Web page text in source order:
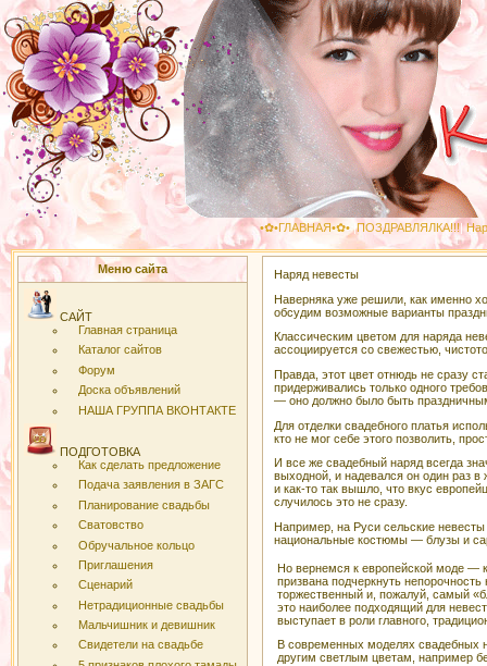
•✿•ГЛАВНАЯ•✿• |ПОЗДРАВЛЯЛКА!!!|
Меню сайта
САЙТ
Главная страница
Каталог сайтов
Форум
Доска объявлений
НАША ГРУППА ВКОНТАКТЕ
ПОДГОТОВКА
Как сделать предложение
Подача заявления в ЗАГС
Планирование свадьбы
Сватовство
Обручальное кольцо
Приглашения
Сценарий
Нетрадиционные свадьбы
Мальчишник и девишник
Свидетели на свадьбе
Наряд невесты
Наверняка уже решили, как именно
обсудим возможные варианты
Классическим цветом для наряда
ассоциируется со свежестью,
Правда, этот цвет отнюдь не сразу
придерживались только одного
— оно должно было быть
Для отделки свадебного платья
кто не мог себе этого позволить,
И все же свадебный наряд всегда
выходной, и надевался он один раз
и как-то так вышло, что вкус
случилось это не сразу.
Например, на Руси сельские
национальные костюмы — блузы и
Но вернемся к европейской моде —
призвана подчеркнуть
торжественный и, пожалуй, самый
это наиболее подходящий для
выступает в роли главного,
В современных моделях свадебных
другим светлым цветам, например